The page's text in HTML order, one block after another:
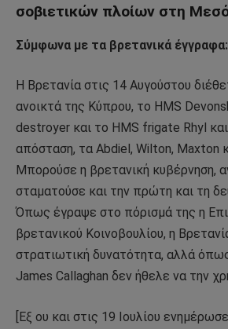
σοβιετικών πλοίων στη
Σύμφωνα με τα βρετανικά έγγραφα:
Η Βρετανία στις 14 Αυγούστου
ανοικτά της Κύπρου, το HMS
destroyer και το HMS frigate Rhyl
απόσταση, τα Abdiel, Wilton, Maxton
Μπορούσε η βρετανική κυβέρνηση,
σταματούσε και την πρώτη και τη
Όπως έγραψε στο πόρισμά της η
βρετανικού Κοινοβουλίου, η
στρατιωτική δυνατότητα, αλλά
James Callaghan δεν ήθελε να την
[Εξ ου και στις 19 Ιουλίου